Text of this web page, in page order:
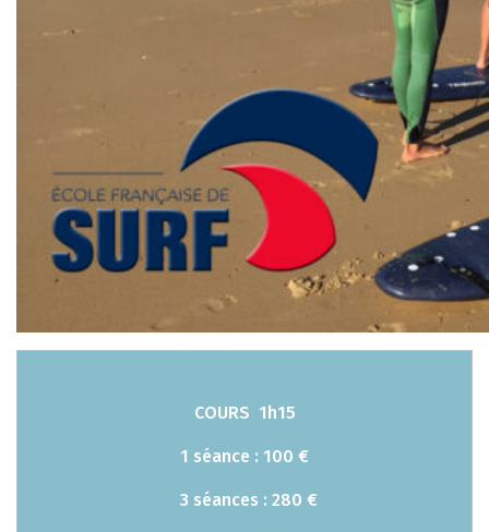
COURS 1h15
1 séance : 100 €
3 séances : 280 €